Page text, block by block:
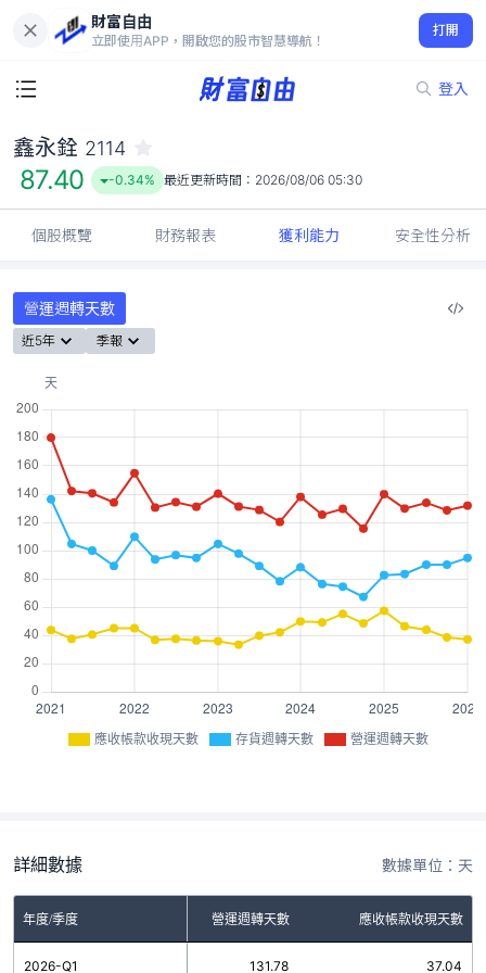
財富自由
立即使用APP，開啟您的股市智慧導航！
打開
登入
87.40
-0.34%
鑫永銓 2114
87.40 -0.34% 最近更新時間： 2026/08/06 05:30
個股概覽 財務報表 獲利能力 安全性分析
營運週轉天數
近5年 季報
應收帳款收現天數 存貨週轉天數 營運週轉天數
詳細數據 數據單位：天
年度/季度
存貨週轉天數 營運週轉天數 應收帳款收現天數
2026-Q1 131.78 37.04